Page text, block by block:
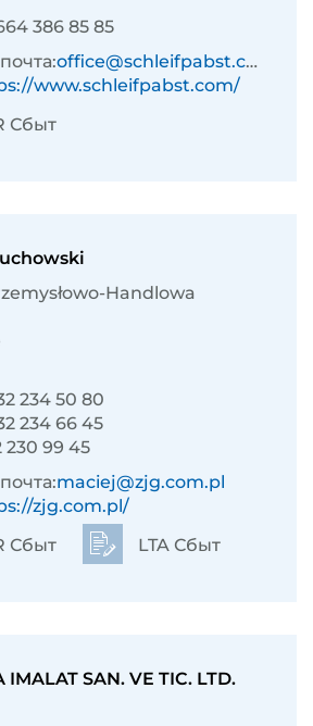
386 85 85
office@schleifpabst.com
www.schleifpabst.com/
Сбыт
Handlowa
234 50 80
234 66 45
230 99 45
maciej@zjg.com.pl
zjg.com.pl/
Сбыт
LTA Сбыт
SAN. VE TIC. LTD.